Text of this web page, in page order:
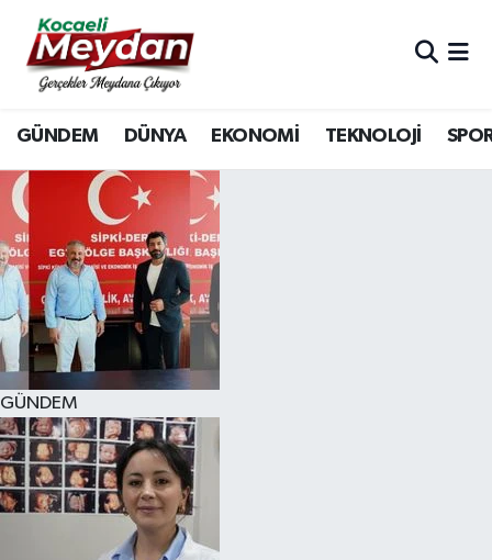
GÜNDEM DÜNYA EKONOMİ TEKNOLOJİ
GÜNDEM
Nöbetçi Eczaneler
Hava Durumu
Trafik Durumu
Süper Lig Puan Durumu ve Fikstür
Tüm Manşetler
Son Dakika Haberleri
Haber Arşivi